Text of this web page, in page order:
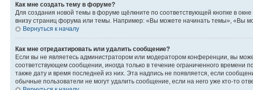
Как мне создать тему в форуме?
Для создания новой темы в форуме щёлкните по соответствующей кнопке в
внизу страниц форума или темы. Например: «Вы можете начинать темы», «Вы
Вернуться к началу
Как мне отредактировать или удалить сообщение?
Если вы не являетесь администратором или модератором конференции, вы
соответствующем сообщении, иногда только в течение ограниченного времени
также дату и время последней из них. Эта надпись не появляется, если
обычные пользователи не могут удалить сообщение, если на него уже кто-то